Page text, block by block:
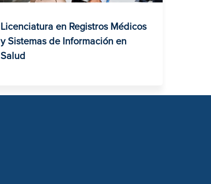
Licenciatura en Registros Médicos
y Sistemas de Información en
Salud